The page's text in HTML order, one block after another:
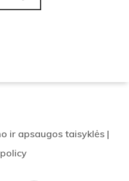
ir apsaugos taisyklės|